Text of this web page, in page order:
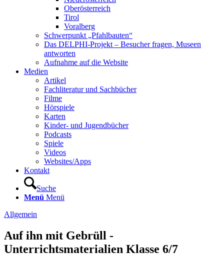
Oberösterreich
Tirol
Voralberg
Schwerpunkt „Pfahlbauten“
Das DELPHI-Projekt – Besucher fragen, Museen
antworten
Aufnahme auf die Website
Medien
Artikel
Fachliteratur und Sachbücher
Filme
Hörspiele
Karten
Kinder- und Jugendbücher
Podcasts
Spiele
Videos
Websites/Apps
Kontakt
Suche
Menü Menü
Allgemein
Auf ihn mit Gebrüll -
Unterrichtsmaterialien Klasse 6/7